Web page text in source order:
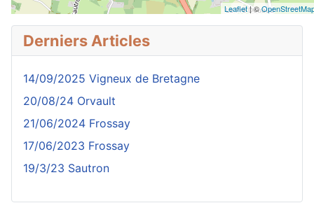
Leaflet| ©
Derniers Articles
14/09/2025 Vigneux de Bretagne
20/08/24 Orvault
21/06/2024 Frossay
17/06/2023 Frossay
19/3/23 Sautron